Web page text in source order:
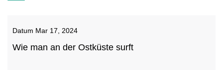
Datum Mar 17, 2024
Wie man an der Ostküste surft